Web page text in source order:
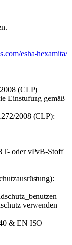
esha-hexamita/
(CLP)
Einstufung gemäß
2008 (CLP):
oder vPvB-Stoff
verwenden
& EN ISO